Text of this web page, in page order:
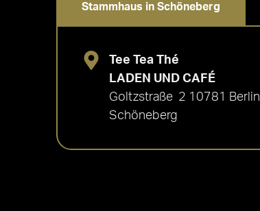
Stammhaus in Schöneberg
Tee Tea Thé
LADEN UND CAFÉ
Goltzstraße 2 10781 Berlin
Schöneberg